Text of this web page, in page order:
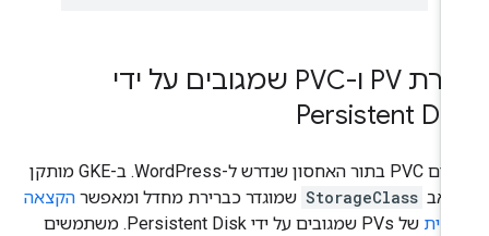
יצירת PV ו-PVC שמגובים על ידי
Persistent
יוצרים PVC בתור האחסון שנדרש ל-WordPress. ב-GKE מותקן
StorageClass שמוגדר כברירת מחדל ומאפשרהקצאה
של PVs שמגובים על ידי Persistent Disk. משתמשים